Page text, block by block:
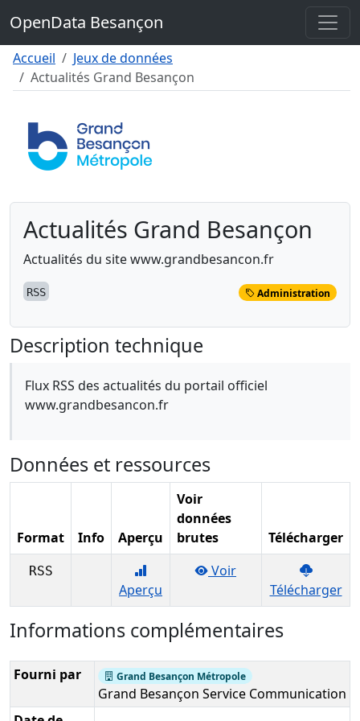
Menu
Pied de page
OpenData Besançon
Accueil
Jeux de données
Actualités Grand Besançon
Actualités Grand Besançon
Actualités du site www.grandbesancon.fr
RSS Administration
Description technique
Flux RSS des actualités du portail officiel
www.grandbesancon.fr
Données et ressources
Format Info Aperçu
Voir
données
brutes
Télécharger
RSS
Aperçu
Voir
Télécharger
Informations complémentaires
Fourni par Grand Besançon Métropole
Grand Besançon Service Communication